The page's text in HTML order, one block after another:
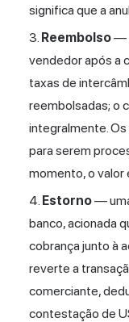
significa que a
Reembolso—
vendedor após a
taxas de
reembolsadas; o
integralmente.
para serem
momento, o valor
Estorno—
banco, acionada
cobrança junto à
reverte a
comerciante,
contestação de